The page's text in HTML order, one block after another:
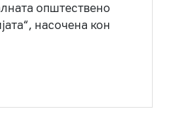
општествено
насочена кон